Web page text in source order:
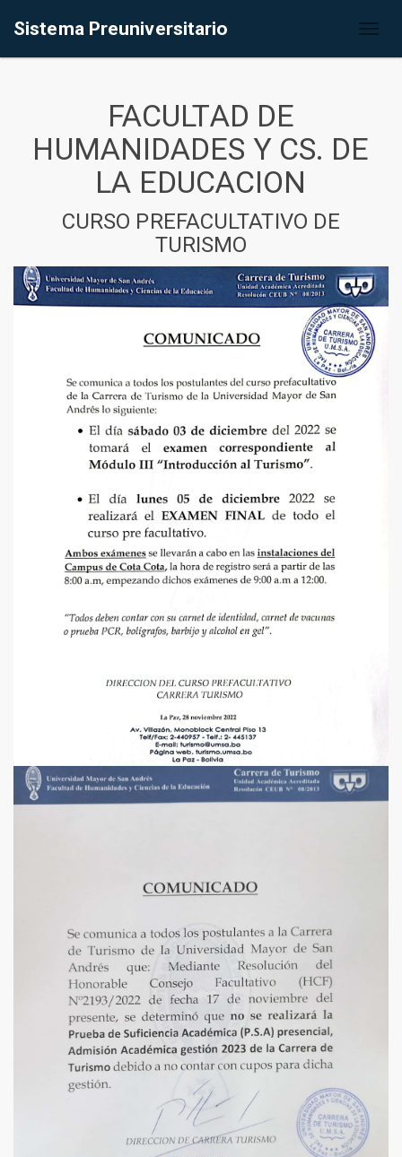
Sistema Preuniversitario
FACULTAD DE
HUMANIDADES Y CS. DE
LA EDUCACION
CURSO PREFACULTATIVO DE
TURISMO